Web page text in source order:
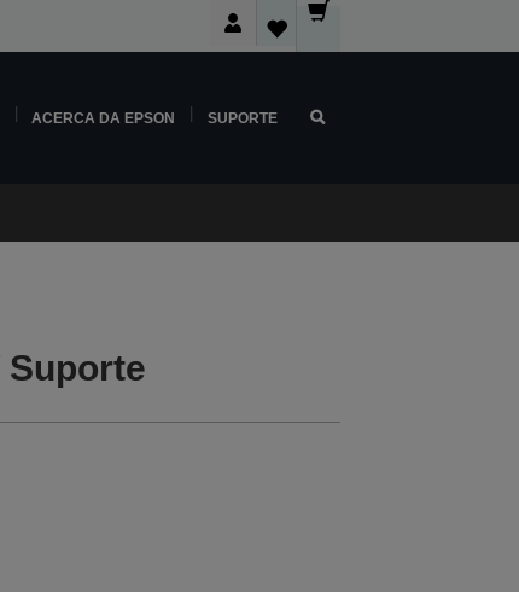
ACERCA DA EPSON SUPORTE
Suporte